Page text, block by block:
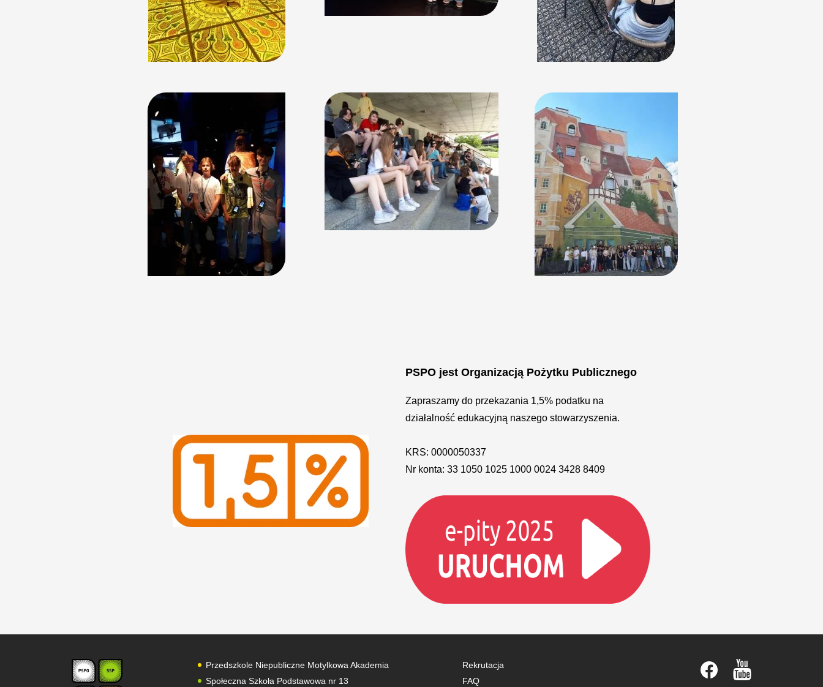
PSPO jest Organizacją Pożytku Publicznego
Zapraszamy do przekazania 1,5% podatku na
działalność edukacyjną naszego stowarzyszenia.
KRS: 0000050337
Nr konta: 33 1050 1025 1000 0024 3428 8409
Przedszkole Niepubliczne Motylkowa Akademia
Społeczna Szkoła Podstawowa nr 13
Rekrutacja
FAQ